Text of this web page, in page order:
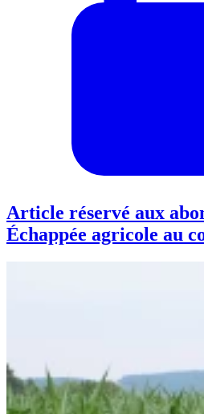
Article réservé aux
Échappée agricole au